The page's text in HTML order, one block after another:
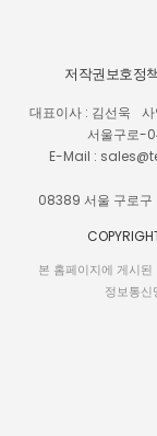
저작권보호정책
대표이사 : 김선욱
서울구로-
E-Mail :
08389 서울 구로구
본 홈페이지에 게시
정보통신